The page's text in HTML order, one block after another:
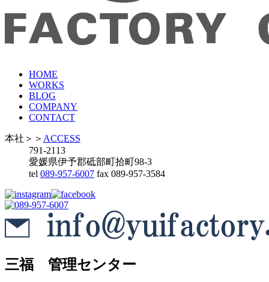
HOME
WORKS
BLOG
COMPANY
CONTACT
本社 ＞＞ ACCESS
791-2113
愛媛県伊予郡砥部町拾町98-3
tel 089-957-6007 fax 089-957-3584
三福 管理センター